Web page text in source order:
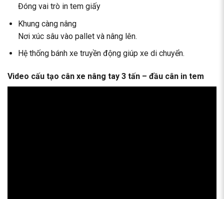
Đóng vai trò in tem giấy
Khung càng nâng
Nơi xúc sâu vào pallet và nâng lên.
Hệ thống bánh xe truyền động giúp xe di chuyển.
Video cấu tạo cân xe nâng tay 3 tấn – đầu cân in tem